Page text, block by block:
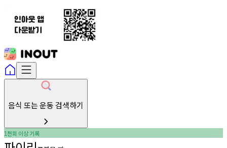
음식 또는 운동 검색하기
1천회 이상기록